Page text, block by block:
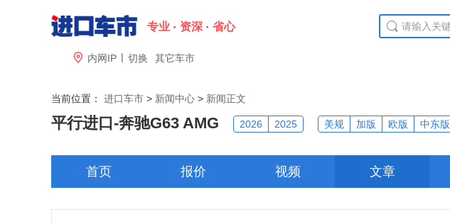
专业 资深 省心
 内网IP | 切换 其它车市
当前位置： 进口车市 > 新闻中心 > 新闻正文
平行进口-奔驰G63 AMG 2026 2025 美规 加版 欧版 中东版
首页 报价 视频 文章